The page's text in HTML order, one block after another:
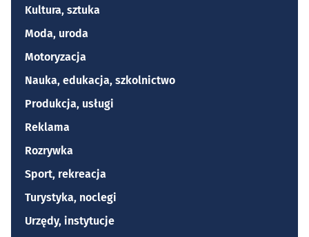
Kultura, sztuka
Moda, uroda
Motoryzacja
Nauka, edukacja, szkolnictwo
Produkcja, usługi
Reklama
Rozrywka
Sport, rekreacja
Turystyka, noclegi
Urzędy, instytucje